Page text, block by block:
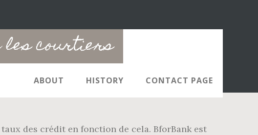
les courtiers
ABOUT HISTORY CONTACT PAGE
des crédit en fonction de cela. BforBank est